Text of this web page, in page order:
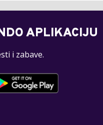
APLIKACIJU
i zabave.